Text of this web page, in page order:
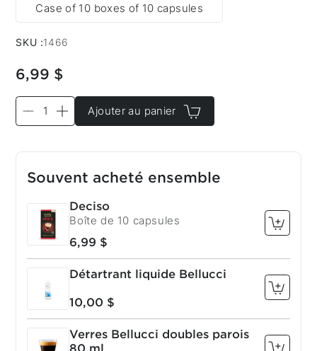
Case of 10 boxes of 10 capsules
SKU :1466
6,99 $
Ajouter au panier
Souvent acheté ensemble
Deciso
Boîte de 10 capsules
6,99 $
Détartrant liquide Bellucci
10,00 $
Verres Bellucci doubles parois